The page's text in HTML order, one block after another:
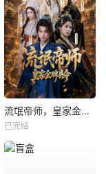
流氓帝师，皇家金牌县令
已完结